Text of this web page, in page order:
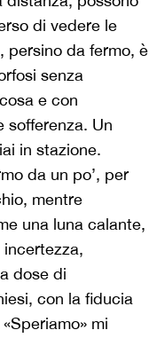
di vedere le
persino da fermo, è
senza
e con
sofferenza. Un
in stazione.
da un po’, per
mentre
una luna calante,
dose di
con la fiducia
mi